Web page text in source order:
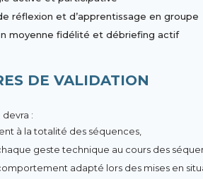
réflexion et d’apprentissage en groupe
moyenne fidélité et débriefing actif
DE VALIDATION
:
à la totalité des séquences,
geste technique au cours des
adapté lors des mises en